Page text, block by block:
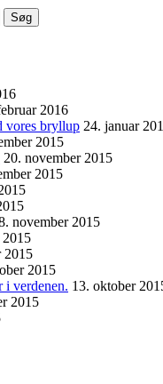
2016
vores bryllup 24. januar
2015
20. november 2015
2015
november 2015
2015
2015
2015
verdenen. 13. oktober
2015